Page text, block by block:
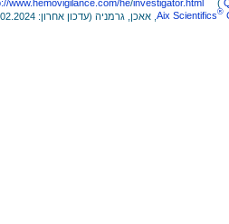
www.hemovigilance.com/he/investigator.html (
Aix Scientifics®
, אאכן, גרמניה (עדכון אחרון: 10.02.2024)